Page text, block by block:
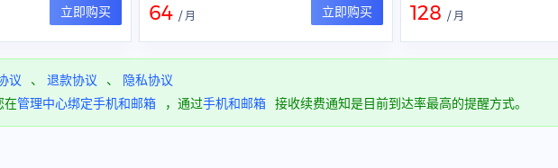
立即购买 64 / 月 立即购买 128 / 月
议 、 退款协议 、 隐私协议
在管理中心绑定手机和邮箱 ，通过手机和邮箱 接收续费通知是目前到达率最高的提醒方式。